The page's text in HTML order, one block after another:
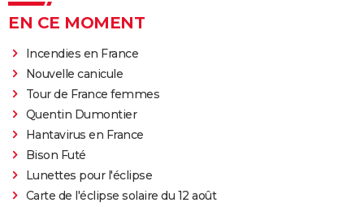
EN CE MOMENT
Incendies en France
Nouvelle canicule
Tour de France femmes
Quentin Dumontier
Hantavirus en France
Bison Futé
Lunettes pour l'éclipse
Carte de l'éclipse solaire du 12 août